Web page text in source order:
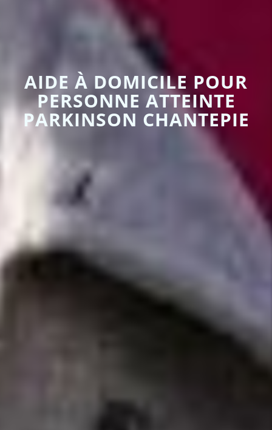
AIDE À DOMICILE POUR
PERSONNE ATTEINTE
PARKINSON CHANTEPIE